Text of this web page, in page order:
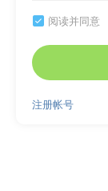
 阅读并同意
注册帐号